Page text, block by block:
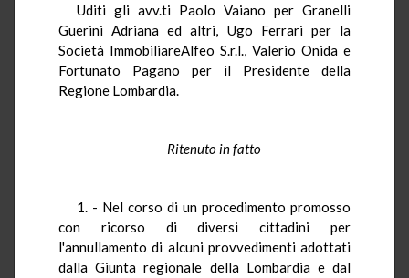
Uditi gli avv.ti Paolo Vaiano per Granelli
Guerini Adriana ed altri, Ugo Ferrari per la
Società ImmobiliareAlfeo S.r.l., Valerio Onida e
Fortunato Pagano per il Presidente della
Regione Lombardia.
Ritenuto in fatto
1. - Nel corso di un procedimento promosso
con ricorso di diversi cittadini per
l'annullamento di alcuni provvedimenti adottati
dalla Giunta regionale della Lombardia e dal